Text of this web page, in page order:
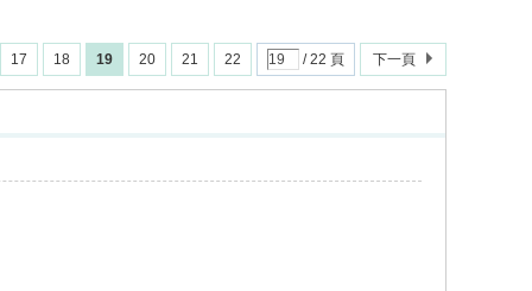
17 18 19 20 21 22 / 22 頁 下一頁